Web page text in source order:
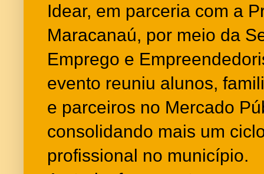
Idear, em parceria com a
Maracanaú, por meio da
Emprego e
evento reuniu alunos,
e parceiros no Mercado
consolidando mais um
profissional no município.